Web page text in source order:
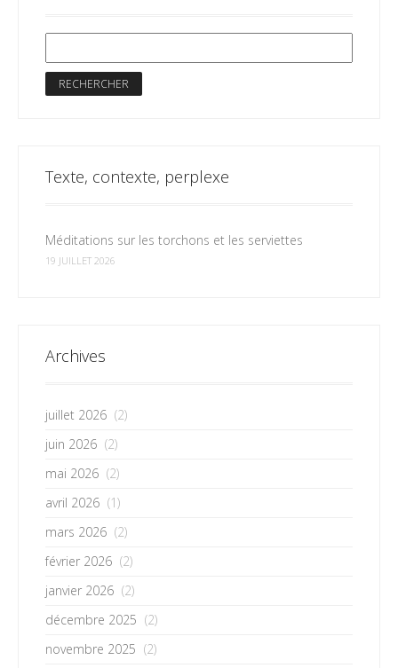
Texte, contexte, perplexe
Méditations sur les torchons et les serviettes
19 JUILLET 2026
Archives
juillet 2026 (2)
juin 2026 (2)
mai 2026 (2)
avril 2026 (1)
mars 2026 (2)
février 2026 (2)
janvier 2026 (2)
décembre 2025 (2)
novembre 2025 (2)